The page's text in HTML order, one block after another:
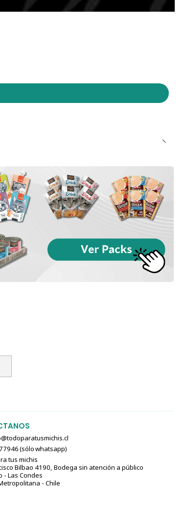
(sólo⁣⁣⁣⁣⁣​​​​​​​​​​​​​​​ whatsapp)
tus michis
Bilbao 4190, Bodega sin atención a público
- Las Condes
- Chile